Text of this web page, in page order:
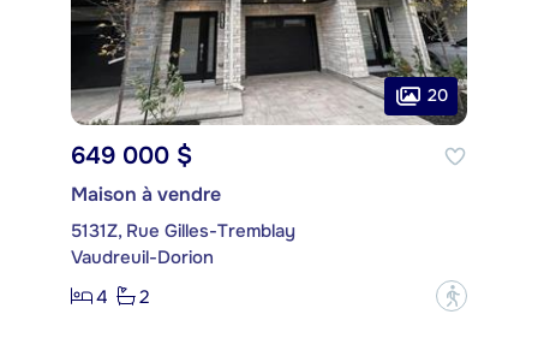
20
649 000 $
Maison à vendre
5131Z, Rue Gilles-Tremblay
Vaudreuil-Dorion
4
2 ?